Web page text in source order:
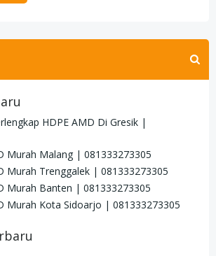
HDPE AMD Di Gresik |
Murah Malang | 081333273305
Murah Trenggalek | 081333273305
Murah Banten | 081333273305
Murah Kota Sidoarjo | 081333273305